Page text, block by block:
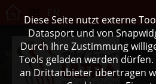
Diese Seite nutzt externe
Datasport und von
Durch Ihre Zustimmung
Tools geladen werden
an Drittanbieter übertragen